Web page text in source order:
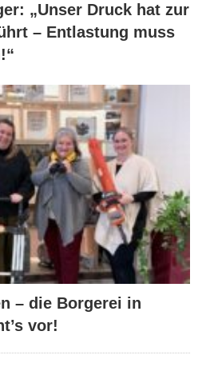
„Unser Druck hat zur
– Entlastung muss
– die Borgerei in
vor!